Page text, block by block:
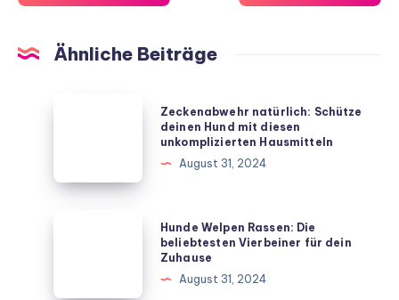
Ähnliche Beiträge
Hund
Zeckenabwehr natürlich: Schütze
deinen Hund mit diesen
unkomplizierten Hausmitteln
August 31, 2024
Hunde Welpen Rassen: Die
beliebtesten Vierbeiner für dein
Zuhause
August 31, 2024